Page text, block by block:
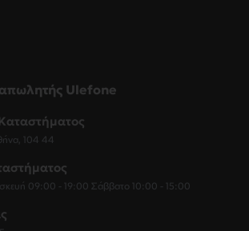
Ulefone
104 44
09:00 - 19:00 Σάββατο 10:00 - 15:00